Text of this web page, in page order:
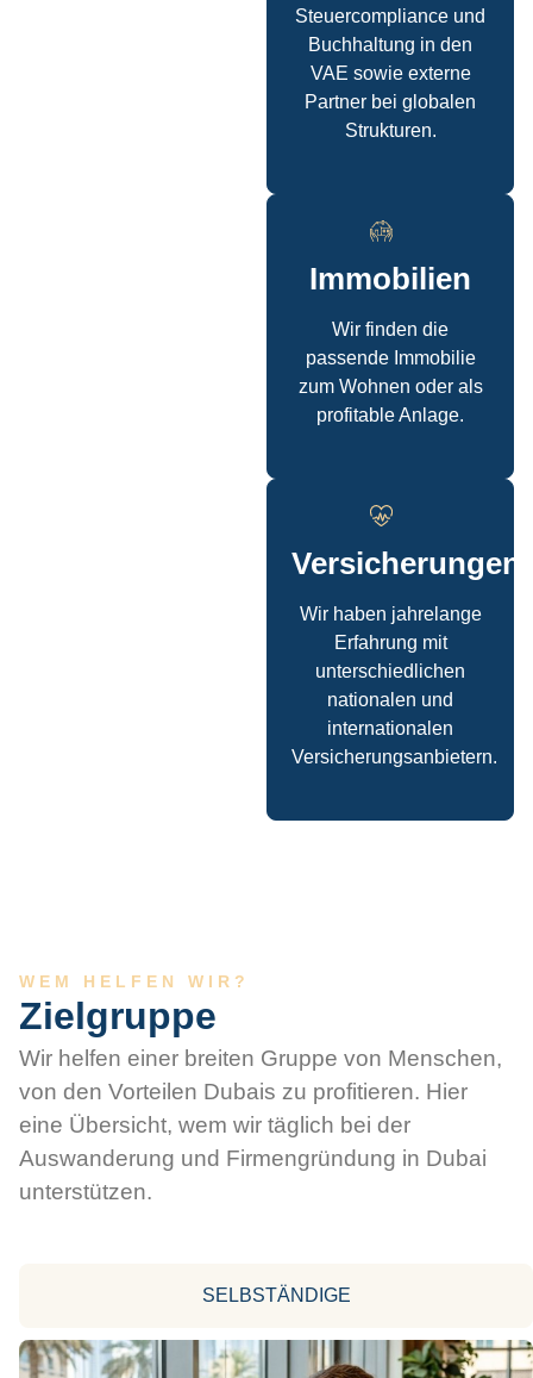
Steuercompliance und
Buchhaltung in den
VAE sowie externe
Partner bei globalen
Strukturen.
Immobilien
Wir finden die
passende Immobilie
zum Wohnen oder als
profitable Anlage.
Versicherungen
Wir haben jahrelange
Erfahrung mit
unterschiedlichen
nationalen und
internationalen
Versicherungsanbietern.
WEM HELFEN WIR?
Zielgruppe
Wir helfen einer breiten Gruppe von Menschen,
von den Vorteilen Dubais zu profitieren. Hier
eine Übersicht, wem wir täglich bei der
Auswanderung und Firmengründung in Dubai
unterstützen.
SELBSTÄNDIGE